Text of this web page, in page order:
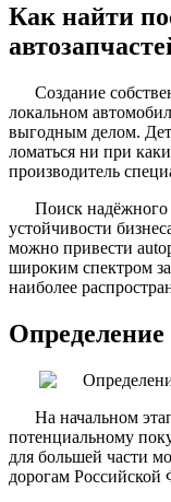
Как найти
Создание
локальном
выгодным делом.
ломаться ни при
производитель
Поиск надёжного
устойчивости
можно привести
широким спектром
наиболее
Определение
На начальном
потенциальному
для большей части
дорогам Российской